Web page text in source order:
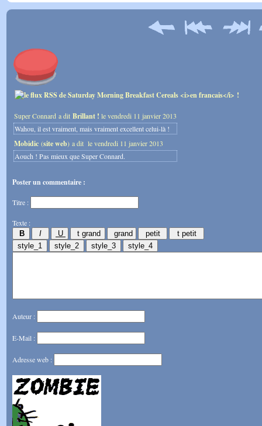
Super Connard a dit Brillant ! le vendredi 11 janvier 2013
Wahou, il est vraiment, mais vraiment excellent celui-là !
Mobidic (site web) a dit le vendredi 11 janvier 2013
Aouch ! Pas mieux que Super Connard.
Poster un commentaire :
Titre :
Texte :
Auteur :
E-Mail :
Adresse web :